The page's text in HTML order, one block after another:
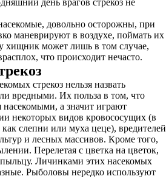
день врагов стрекоз не
довольно осторожны, при
маневрируют в воздухе, поймать их
хищник может лишь в том случае,
что происходит нечасто.
стрекоз нельзя назвать
вредными. Их польза в том, что
насекомыми, а значит играют
некоторых видов кровососущих (в
слепни или муха цеце), вредителей
и лесных массивов. Кроме того,
Перелетая с цветка на цветок,
Личинками этих насекомых
Рыболовы нередко используют